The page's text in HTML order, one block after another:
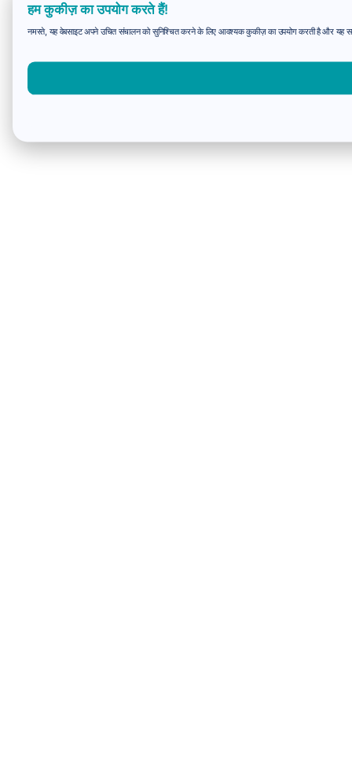
हम कुकीज़ का उपयोग करते हैं!
नमस्ते, यह वेबसाइट अपने उचित संचालन को सुनिश्चित करने के लिए आवश्यक कुकीज़ का उपयोग करती है और यह